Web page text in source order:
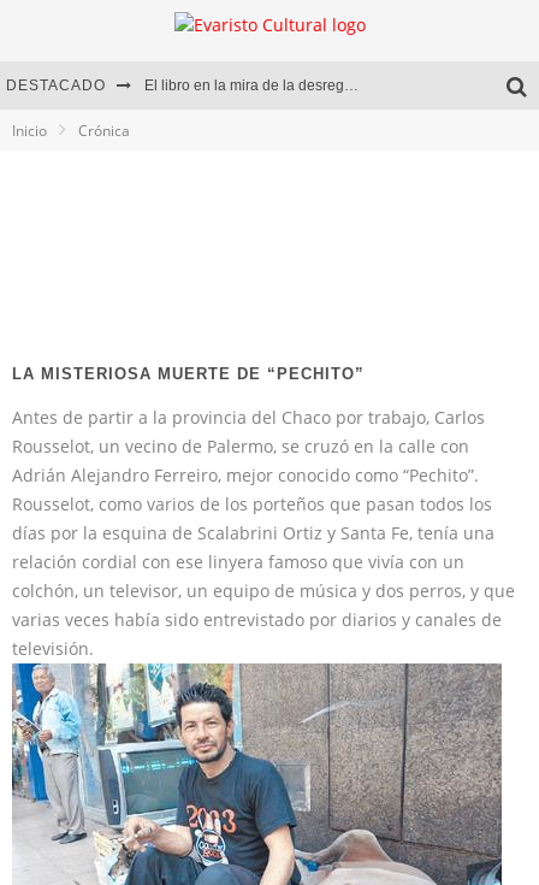
DESTACADO El libro en la mira de la desregulación
Inicio Crónica
LA MISTERIOSA MUERTE DE “PECHITO”
Antes de partir a la provincia del Chaco por trabajo, Carlos
Rousselot, un vecino de Palermo, se cruzó en la calle con
Adrián Alejandro Ferreiro, mejor conocido como “Pechito”.
Rousselot, como varios de los porteños que pasan todos los
días por la esquina de Scalabrini Ortiz y Santa Fe, tenía una
relación cordial con ese linyera famoso que vivía con un
colchón, un televisor, un equipo de música y dos perros, y que
varias veces había sido entrevistado por diarios y canales de
televisión.